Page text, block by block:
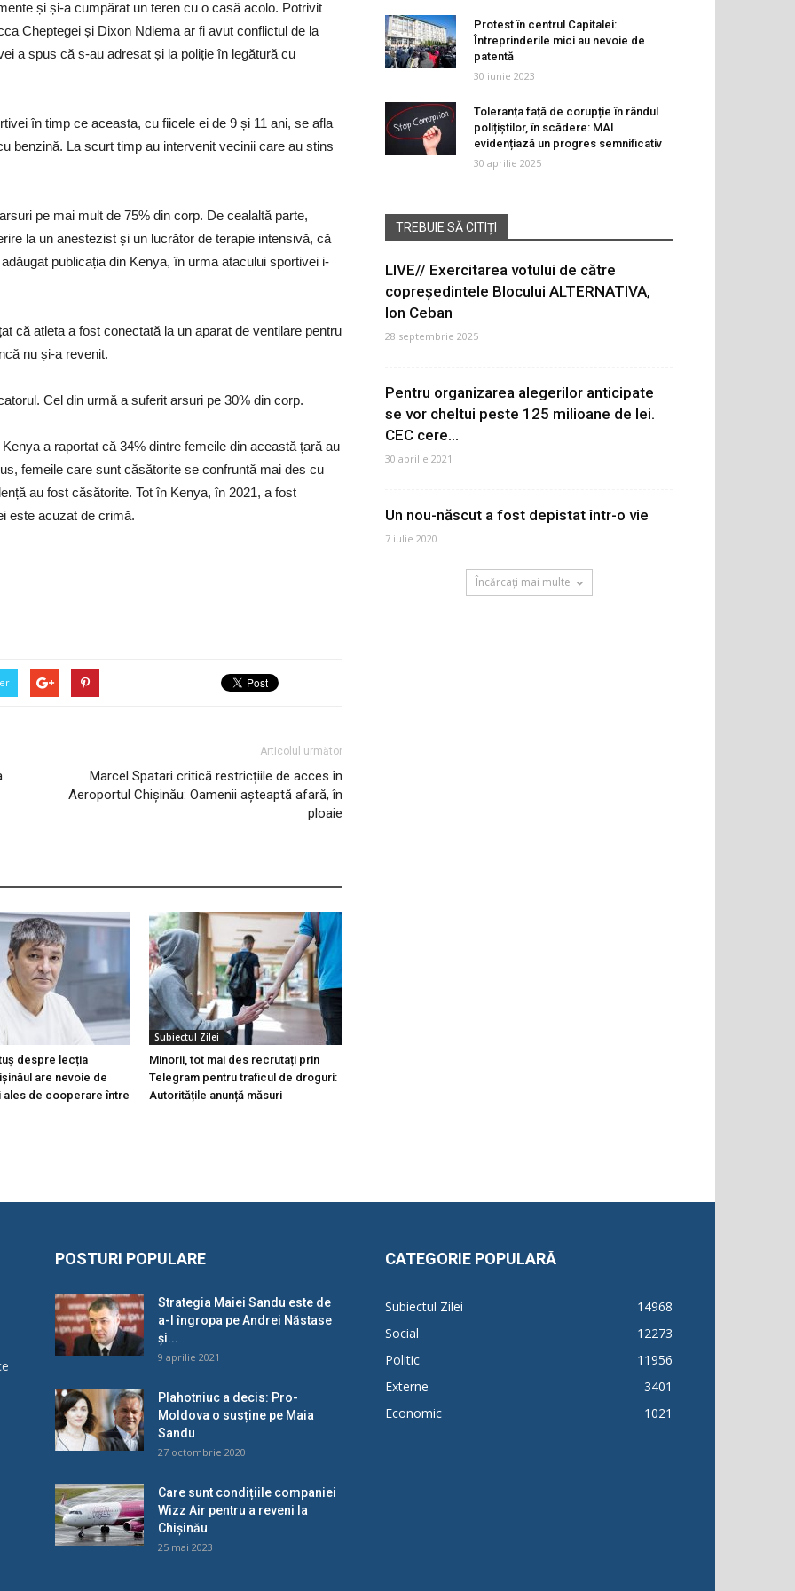
și și-a cumpărat un teren cu o casă acolo. Potrivit
Cheptegei și Dixon Ndiema ar fi avut conflictul de la
a spus că s-au adresat și la poliție în legătură cu
în timp ce aceasta, cu fiicele ei de 9 și 11 ani, se afla
benzină. La scurt timp au intervenit vecinii care au stins
pe mai mult de 75% din corp. De cealaltă parte,
la un anestezist și un lucrător de terapie intensivă, că
publicația din Kenya, în urma atacului sportivei i-
că atleta a fost conectată la un aparat de ventilare pentru
nu și-a revenit.
Cel din urmă a suferit arsuri pe 30% din corp.
a raportat că 34% dintre femeile din această țară au
femeile care sunt căsătorite se confruntă mai des cu
au fost căsătorite. Tot în Kenya, în 2021, a fost
este acuzat de crimă.
Articolul următor
Marcel Spatari critică restricțiile de acces în
Aeroportul Chișinău: Oamenii așteaptă afară, în
ploaie
despre lecția
are nevoie de
ales de cooperare între
Subiectul Zilei
Minorii, tot mai des recrutați prin
Telegram pentru traficul de droguri:
Autoritățile anunță măsuri
Protest în centrul Capitalei:
Întreprinderile mici au nevoie de
patentă
30 iunie 2023
Toleranța față de corupție în rândul
polițiștilor, în scădere: MAI
evidențiază un progres semnificativ
30 aprilie 2025
TREBUIE SĂ CITIȚI
LIVE// Exercitarea votului de către
copreședintele Blocului ALTERNATIVA,
Ion Ceban
28 septembrie 2025
Pentru organizarea alegerilor anticipate
se vor cheltui peste 125 milioane de lei.
CEC cere...
30 aprilie 2021
Un nou-născut a fost depistat într-o vie
7 iulie 2020
Încărcați mai multe
POSTURI POPULARE
Strategia Maiei Sandu este de
a-l îngropa pe Andrei Năstase
și...
9 aprilie 2021
Plahotniuc a decis: Pro-
Moldova o susține pe Maia
Sandu
27 octombrie 2020
Care sunt condițiile companiei
Wizz Air pentru a reveni la
Chișinău
25 mai 2023
CATEGORIE POPULARĂ
Subiectul Zilei
14968
Social
12273
Politic
11956
Externe
3401
Economic
1021